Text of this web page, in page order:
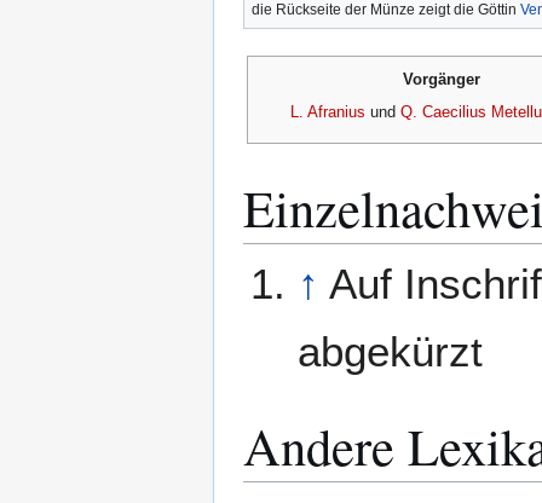
die Rückseite der Münze zeigt die Göttin
Vorgänger
L. Afranius und Q. Caecilius
↑ Auf
abgekürzt
Andere